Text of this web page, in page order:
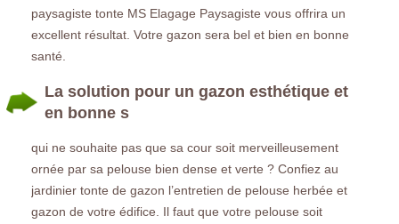
paysagiste tonte MS Elagage Paysagiste vous offrira un
excellent résultat. Votre gazon sera bel et bien en bonne
santé.
La solution pour un gazon esthétique et
en bonne s
qui ne souhaite pas que sa cour soit merveilleusement
ornée par sa pelouse bien dense et verte ? Confiez au
jardinier tonte de gazon l’entretien de pelouse herbée et
gazon de votre édifice. Il faut que votre pelouse soit